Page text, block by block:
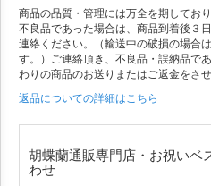
商品の品質・管理には万全を期してお
不良品であった場合は、商品到着後３
連絡ください。（輸送中の破損の場合
す。）ご連絡頂き、不良品・誤納品で
わりの商品のお送りまたはご返金をさせ
返品についての詳細はこちら
胡蝶蘭通販専門店・お祝いベ
わせ